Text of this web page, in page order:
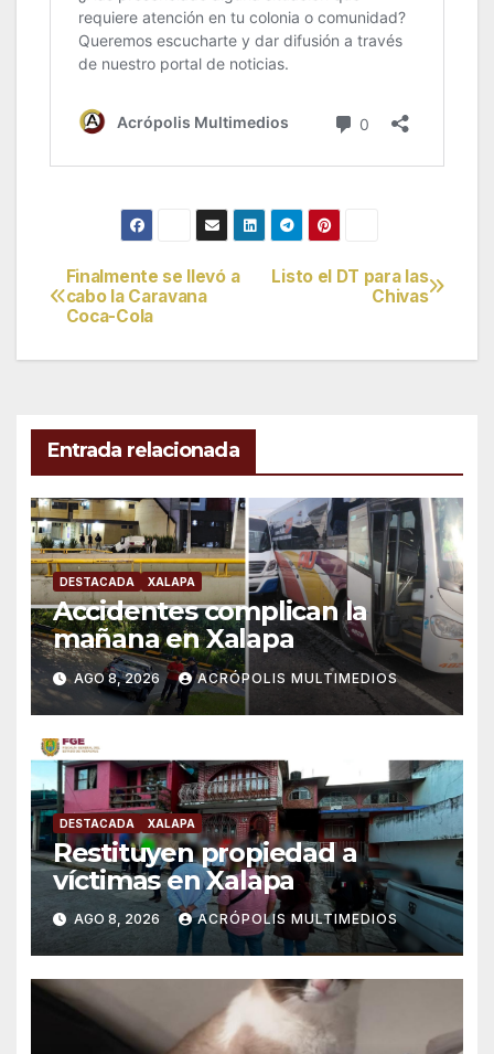
Navegación
de
Listo el DT para las
Chivas
Finalmente se llevó a
cabo la Caravana
Coca-Cola
Entrada relacionada
DESTACADA XALAPA
Accidentes complican la
mañana en Xalapa
AGO 8, 2026 ACRÓPOLIS MULTIMEDIOS
DESTACADA XALAPA
Restituyen propiedad a
víctimas en Xalapa
AGO 8, 2026 ACRÓPOLIS MULTIMEDIOS